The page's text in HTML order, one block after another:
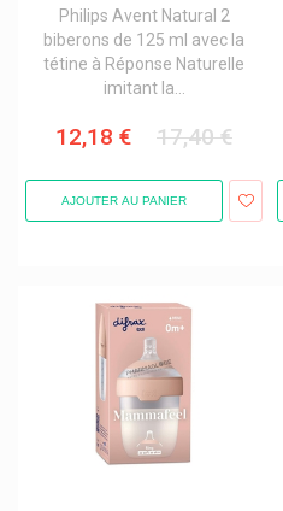
Philips Avent Natural 2
biberons de 125 ml avec la
tétine à Réponse Naturelle
imitant la...
12,18 € 17,40 €
AJOUTER AU PANIER